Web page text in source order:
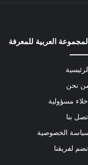
المجموعة العربية للمعرفة
نحن
مسؤولية
بنا
الخصوصية
لفريقنا